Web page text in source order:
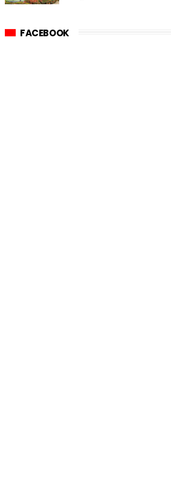
FACEBOOK